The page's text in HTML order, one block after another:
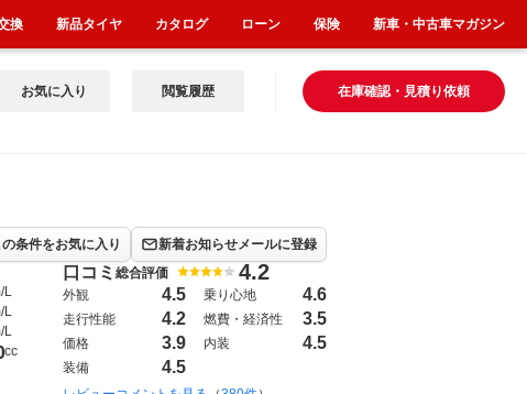
在庫確認・見積り依頼
お気に入り 閲覧履歴
の条件をお気に入り 新着お知らせメールに登録
L
L
L
cc
口コミ 総合評価 4.2
外観 4.5 乗り心地 4.6
走行性能 4.2 燃費・経済性 3.5
価格 3.9 内装 4.5
装備 4.5
換 新品タイヤ カタログ ローン 保険 新車・中古車マガジン